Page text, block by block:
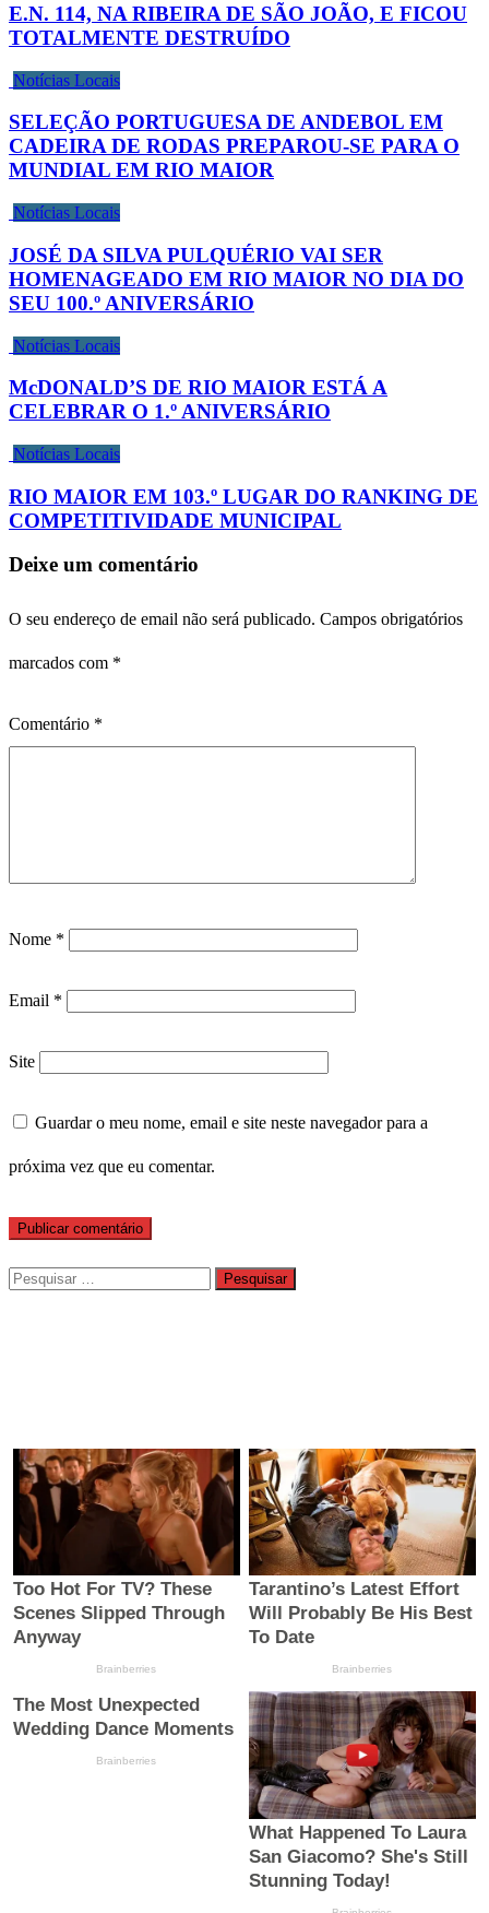
E.N. 114, NA RIBEIRA DE SÃO JOÃO, E FICOU
TOTALMENTE DESTRUÍDO
Notícias Locais
SELEÇÃO PORTUGUESA DE ANDEBOL EM
CADEIRA DE RODAS PREPAROU-SE PARA O
MUNDIAL EM RIO MAIOR
Notícias Locais
JOSÉ DA SILVA PULQUÉRIO VAI SER
HOMENAGEADO EM RIO MAIOR NO DIA DO
SEU 100.º ANIVERSÁRIO
Notícias Locais
McDONALD’S DE RIO MAIOR ESTÁ A
CELEBRAR O 1.º ANIVERSÁRIO
Notícias Locais
RIO MAIOR EM 103.º LUGAR DO RANKING DE
COMPETITIVIDADE MUNICIPAL
Deixe um comentário
O seu endereço de email não será publicado. Campos obrigatórios
marcados com *
Comentário *
Nome *
Email *
Site
Guardar o meu nome, email e site neste navegador para a
próxima vez que eu comentar.
Pesquisar
por: